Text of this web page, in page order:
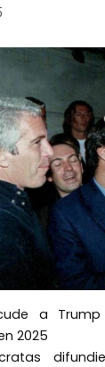
a
2025